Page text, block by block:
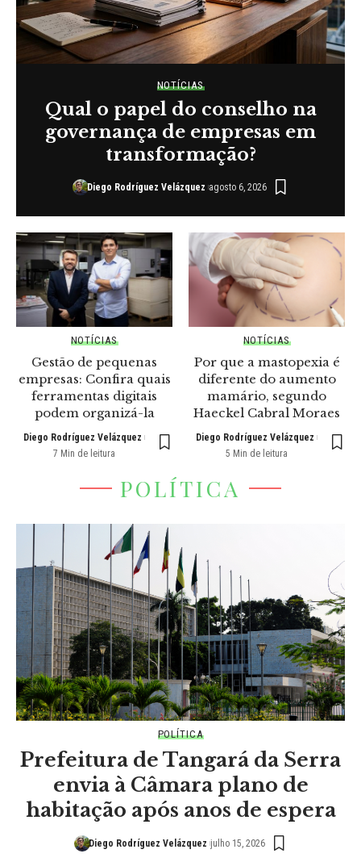
NOTÍCIAS
Qual o papel do conselho na
governança de empresas em
transformação?
Diego Rodríguez Velázquez agosto 6, 2026
NOTÍCIAS
Gestão de pequenas
empresas: Confira quais
ferramentas digitais
podem organizá-la
Diego Rodríguez Velázquez
7 Min de leitura
NOTÍCIAS
Por que a mastopexia é
diferente do aumento
mamário, segundo
Haeckel Cabral Moraes
Diego Rodríguez Velázquez
5 Min de leitura
POLÍTICA
POLÍTICA
Prefeitura de Tangará da Serra
envia à Câmara plano de
habitação após anos de espera
Diego Rodríguez Velázquez julho 15, 2026